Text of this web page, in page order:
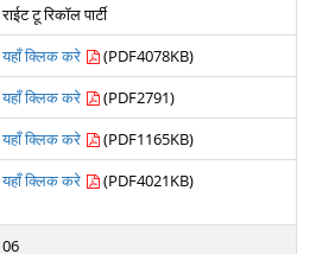
राईट टू रिकॉल पार्टी
यहाँ क्लिक करे
(PDF4078KB)
यहाँ क्लिक करे
(PDF2791)
यहाँ क्लिक करे
(PDF1165KB)
यहाँ क्लिक करे
(PDF4021KB)
06